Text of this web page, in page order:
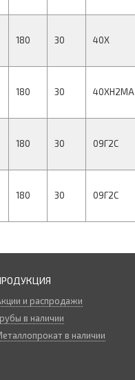
180 30 40Х
180 30 40ХН2МА
180 30 09Г2С
180 30 09Г2С
и распродажи
в наличии
в наличии